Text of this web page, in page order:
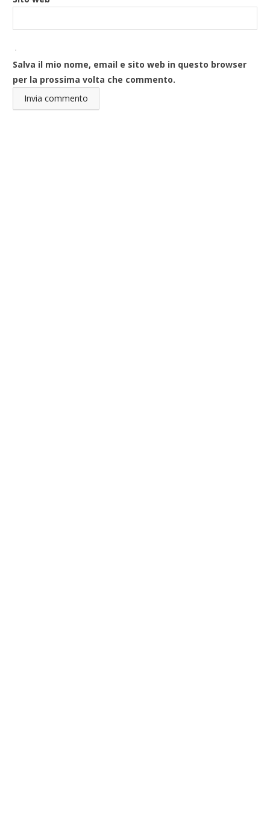
Salva il mio nome, email e sito web in questo browser
per la prossima volta che commento.